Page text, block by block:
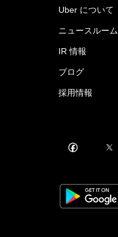
Uber について
ニュースルーム
IR 情報
ブログ
採用情報